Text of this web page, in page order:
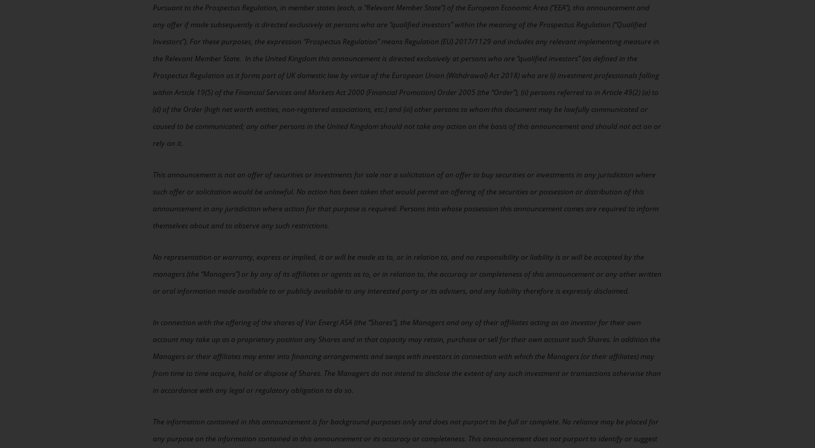
Pursuant to the Prospectus Regulation, in member states (each, a “Relevant Member State”) of the European Economic Area (“EEA”), this announcement and
any offer if made subsequently is directed exclusively at persons who are “qualified investors” within the meaning of the Prospectus Regulation (“Qualified
Investors”). For these purposes, the expression “Prospectus Regulation” means Regulation (EU) 2017/1129 and includes any relevant implementing measure in
the Relevant Member State. In the United Kingdom this announcement is directed exclusively at persons who are “qualified investors” (as defined in the
Prospectus Regulation as it forms part of UK domestic law by virtue of the European Union (Withdrawal) Act 2018) who are (i) investment professionals falling
within Article 19(5) of the Financial Services and Markets Act 2000 (Financial Promotion) Order 2005 (the “Order”), (ii) persons referred to in Article 49(2) (a) to
(d) of the Order (high net worth entities, non-registered associations, etc.) and (iii) other persons to whom this document may be lawfully communicated or
caused to be communicated; any other persons in the United Kingdom should not take any action on the basis of this announcement and should not act on or
rely on it.
This announcement is not an offer of securities or investments for sale nor a solicitation of an offer to buy securities or investments in any jurisdiction where
such offer or solicitation would be unlawful. No action has been taken that would permit an offering of the securities or possession or distribution of this
announcement in any jurisdiction where action for that purpose is required. Persons into whose possession this announcement comes are required to inform
themselves about and to observe any such restrictions.
No representation or warranty, express or implied, is or will be made as to, or in relation to, and no responsibility or liability is or will be accepted by the
managers (the “Managers”) or by any of its affiliates or agents as to, or in relation to, the accuracy or completeness of this announcement or any other written
or oral information made available to or publicly available to any interested party or its advisers, and any liability therefore is expressly disclaimed.
In connection with the offering of the shares of Var Energi ASA (the “Shares”), the Managers and any of their affiliates acting as an investor for their own
account may take up as a proprietary position any Shares and in that capacity may retain, purchase or sell for their own account such Shares. In addition the
Managers or their affiliates may enter into financing arrangements and swaps with investors in connection with which the Managers (or their affiliates) may
from time to time acquire, hold or dispose of Shares. The Managers do not intend to disclose the extent of any such investment or transactions otherwise than
in accordance with any legal or regulatory obligation to do so.
The information contained in this announcement is for background purposes only and does not purport to be full or complete. No reliance may be placed for
any purpose on the information contained in this announcement or its accuracy or completeness. This announcement does not purport to identify or suggest